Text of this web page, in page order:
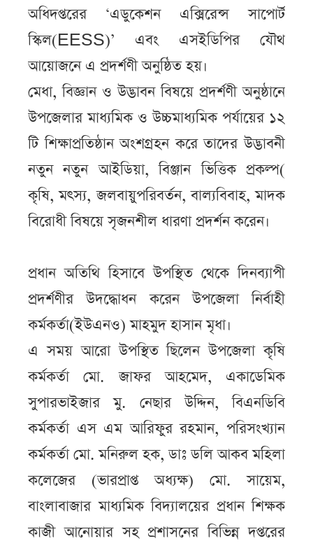
অধিদপ্তরের ‘এডুকেশন এক্সিরেন্স সাপোর্ট
স্কিল(EESS)’ এবং এসইডিপির যৌথ
আয়োজনে এ প্রদর্শণী অনুষ্ঠিত হয়।
মেধা, বিজ্ঞান ও উদ্ভাবন বিষয়ে প্রদর্শণী অনুষ্ঠানে
উপজেলার মাধ্যমিক ও উচ্চমাধ্যমিক পর্যায়ের ১২
টি শিক্ষাপ্রতিষ্ঠান অংশগ্রহন করে তাদের উদ্ভাবনী
নতুন নতুন আইডিয়া, বিঞ্জান ভিত্তিক প্রকল্প(
কৃষি, মৎস্য, জলবায়ুপরিবর্তন, বাল্যবিবাহ, মাদক
বিরোধী বিষয়ে সৃজনশীল ধারণা প্রদর্শন করেন।
প্রধান অতিথি হিসাবে উপস্থিত থেকে দিনব্যাপী
প্রদর্শণীর উদদ্ধোধন করেন উপজেলা নির্বাহী
কর্মকর্তা(ইউএনও) মাহমুদ হাসান মৃধা।
এ সময় আরো উপস্থিত ছিলেন উপজেলা কৃষি
কর্মকর্তা মো. জাফর আহমেদ, একাডেমিক
সুপারভাইজার মু. নেছার উদ্দিন, বিএনডিবি
কর্মকর্তা এস এম আরিফুর রহমান, পরিসংখ্যান
কর্মকর্তা মো. মনিরুল হক, ডাঃ ডলি আকব মহিলা
কলেজের (ভারপ্রাপ্ত অধ্যক্ষ) মো. সায়েম,
বাংলাবাজার মাধ্যমিক বিদ্যালয়ের প্রধান শিক্ষক
কাজী আনোয়ার সহ প্রশাসনের বিভিন্ন দপ্তরের